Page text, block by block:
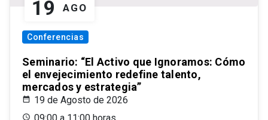
19 AGO
Conferencias
Seminario: “El Activo que Ignoramos: Cómo
el envejecimiento redefine talento,
mercados y estrategia”
19 de Agosto de 2026